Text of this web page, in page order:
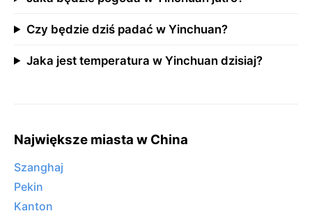
Czy będzie dziś padać w Yinchuan?
Jaka jest temperatura w Yinchuan dzisiaj?
Największe miasta w China
Szanghaj
Pekin
Kanton